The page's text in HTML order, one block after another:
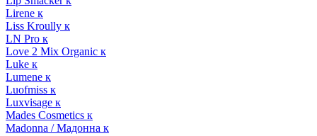
Lirene к
Liss Kroully к
LN Pro к
Love 2 Mix Organic к
Luke к
Lumene к
Luofmiss к
Luxvisage к
Mades Cosmetics к
Madonna / Мадонна к